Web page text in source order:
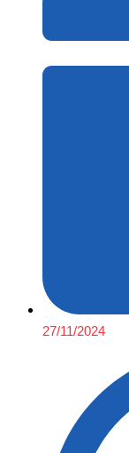
27/11/2024